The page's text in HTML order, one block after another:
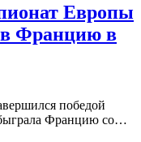
Европы
Францию в
победой
Францию со…